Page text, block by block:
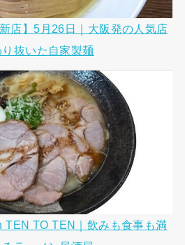
店】5月26日｜大阪発の人気店
抜いた自家製麺
TEN TO TEN｜飲みも食事も満